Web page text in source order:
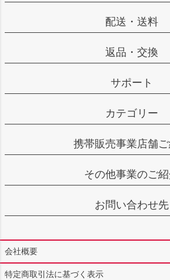
配送・送料
返品・交換
サポート
カテゴリー
携帯販売事業店舗
その他事業のご
お問い合わせ先
会社概要
特定商取引法に基づく表示